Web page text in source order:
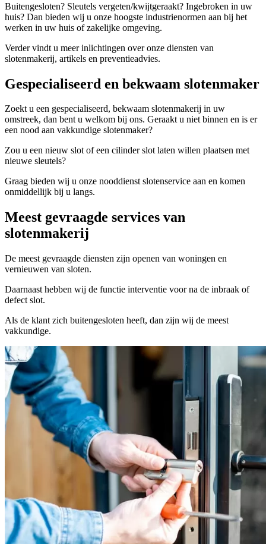
Buitengesloten? Sleutels vergeten/kwijtgeraakt? Ingebroken in uw
huis? Dan bieden wij u onze hoogste industrienormen aan bij het
werken in uw huis of zakelijke omgeving.
Verder vindt u meer inlichtingen over onze diensten van
slotenmakerij, artikels en preventieadvies.
Gespecialiseerd en bekwaam slotenmaker
Zoekt u een gespecialiseerd, bekwaam slotenmakerij in uw
omstreek, dan bent u welkom bij ons. Geraakt u niet binnen en is er
een nood aan vakkundige slotenmaker?
Zou u een nieuw slot of een cilinder slot laten willen plaatsen met
nieuwe sleutels?
Graag bieden wij u onze nooddienst slotenservice aan en komen
onmiddellijk bij u langs.
Meest gevraagde services van
slotenmakerij
De meest gevraagde diensten zijn openen van woningen en
vernieuwen van sloten.
Daarnaast hebben wij de functie interventie voor na de inbraak of
defect slot.
Als de klant zich buitengesloten heeft, dan zijn wij de meest
vakkundige.